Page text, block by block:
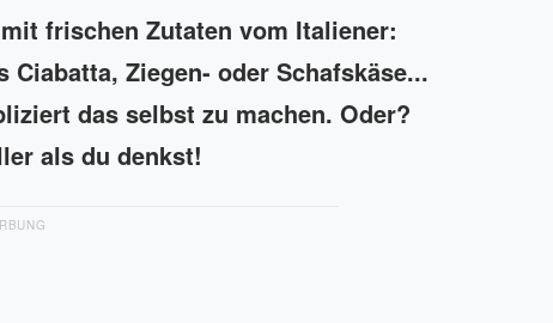
frischen Zutaten vom Italiener:
Ziegen- oder Schafskäse...
das selbst zu machen. Oder?
als du denkst!